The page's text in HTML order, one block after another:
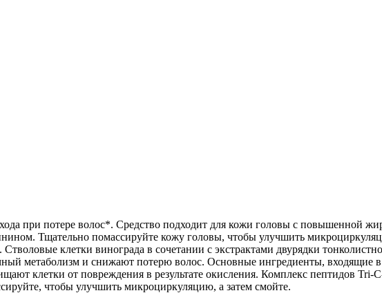
при потере волос*. Средство подходит для кожи головы с повышенной
Тщательно помассируйте кожу головы, чтобы улучшить
клетки винограда в сочетании с экстрактами двурядки
метаболизм и снижают потерю волос. Основные ингредиенты, входящие
клетки от повреждения в результате окисления. Комплекс пептидов Tri-
чтобы улучшить микроциркуляцию, а затем смойте.